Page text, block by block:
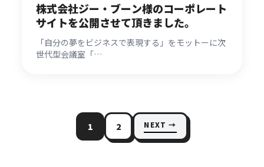
株式会社ジー・ブーン様のコーポレート
サイトを公開させて頂きました。
「自分の夢をビジネスで表現する」をモットーに次
世代型会議室「…
投
稿
1 2 NEXT →